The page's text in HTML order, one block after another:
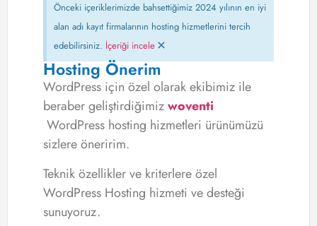
Önceki içeriklerimizde bahsettiğimiz 2024 yılının en iyi
alan adı kayıt firmalarının hosting hizmetlerini tercih
edebilirsiniz. İçeriği incele ×
Hosting Önerim
WordPress için özel olarak ekibimiz ile
beraber geliştirdiğimizwoventi
WordPress hosting hizmetleri ürünümüzü
sizlere öneririm.
Teknik özellikler ve kriterlere özel
WordPress Hosting hizmeti ve desteği
sunuyoruz.